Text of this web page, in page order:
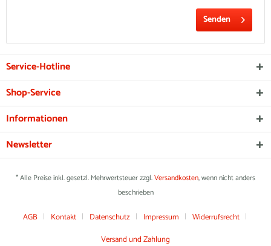
Senden
Service-Hotline
Shop-Service
Informationen
Newsletter
* Alle Preise inkl. gesetzl. Mehrwertsteuer zzgl.Versandkosten, wenn nicht anders
beschrieben
AGB Kontakt Datenschutz Impressum
Widerrufsrecht
Versand und Zahlung